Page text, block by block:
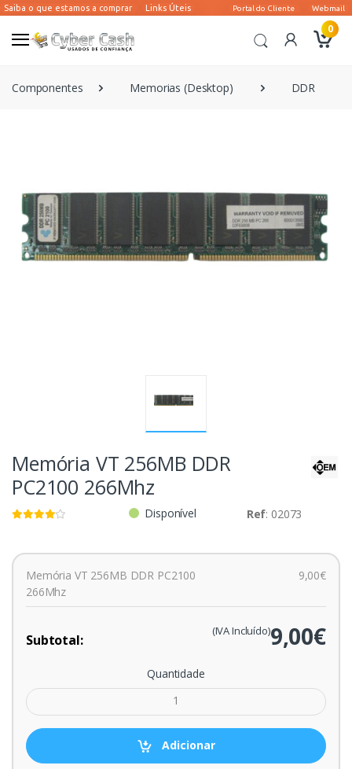
0
Componentes Memorias (Desktop) DDR
Memória VT 256MB DDR
PC2100 266Mhz
Disponível Ref: 02073
Memória VT 256MB DDR PC2100
266Mhz
9,00€
Subtotal: 9,00€
(IVA Incluído)
Quantidade
Adicionar